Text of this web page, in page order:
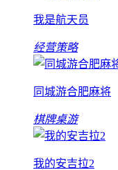
我是航天员
经营策略
同城游合肥麻将
棋牌桌游
我的安吉拉2